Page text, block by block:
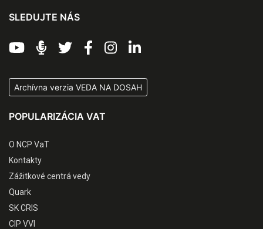
SLEDUJTE NÁS
Archívna verzia VEDA NA DOSAH
POPULARIZÁCIA VAT
O NCP VaT
Kontakty
Zážitkové centrá vedy
Quark
SK CRIS
CIP VVI